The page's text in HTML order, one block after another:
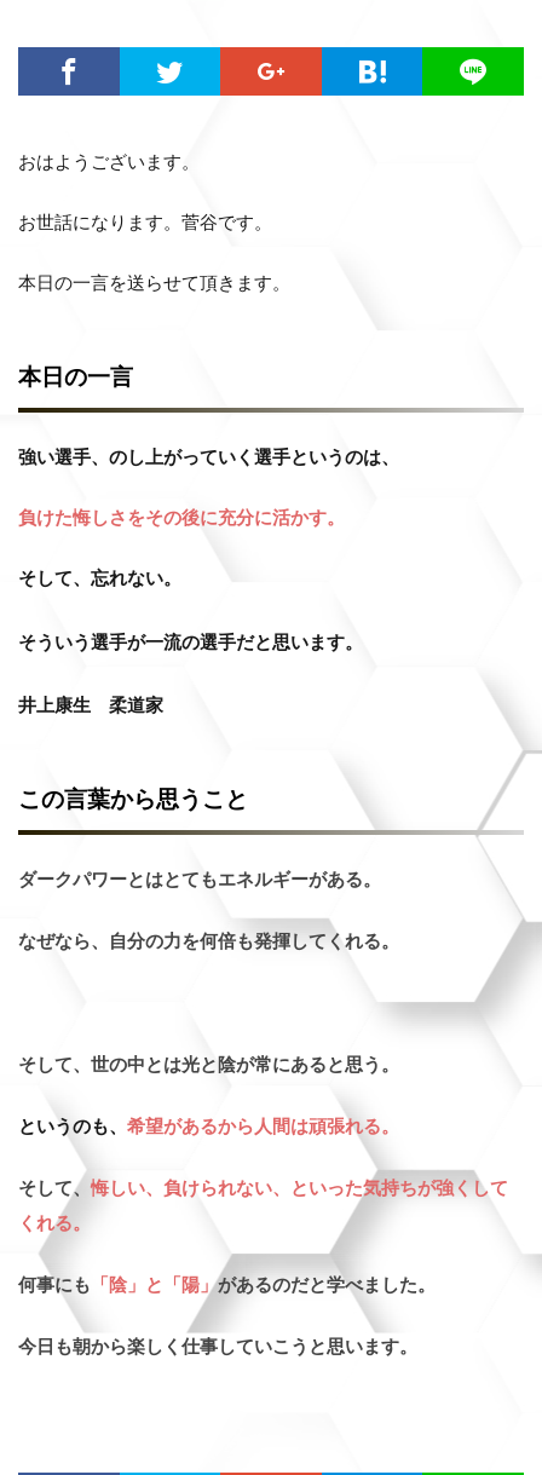
おはようございます。
お世話になります。菅谷です。
本日の一言を送らせて頂きます。
本日の一言
強い選手、のし上がっていく選手というのは、
負けた悔しさをその後に充分に活かす。
そして、忘れない。
そういう選手が一流の選手だと思います。
井上康生 柔道家
この言葉から思うこと
ダークパワーとはとてもエネルギーがある。
なぜなら、自分の力を何倍も発揮してくれる。
そして、世の中とは光と陰が常にあると思う。
というのも、 希望があるから人間は頑張れる。
そして、 悔しい、負けられない、といった気持ちが強くして
くれる。
何事にも 「陰」と「陽」があるのだと学べました。
今日も朝から楽しく仕事していこうと思います。